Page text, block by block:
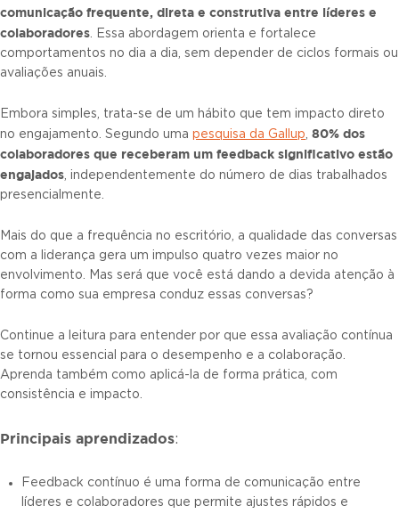
comunicação frequente, direta e construtiva entre líderes e
colaboradores. Essa abordagem orienta e fortalece
comportamentos no dia a dia, sem depender de ciclos formais ou
avaliações anuais.
Embora simples, trata-se de um hábito que tem impacto direto
no engajamento. Segundo uma pesquisa da Gallup, 80% dos
colaboradores que receberam um feedback significativo estão
engajados, independentemente do número de dias trabalhados
presencialmente.
Mais do que a frequência no escritório, a qualidade das conversas
com a liderança gera um impulso quatro vezes maior no
envolvimento. Mas será que você está dando a devida atenção à
forma como sua empresa conduz essas conversas?
Continue a leitura para entender por que essa avaliação contínua
se tornou essencial para o desempenho e a colaboração.
Aprenda também como aplicá-la de forma prática, com
consistência e impacto.
Principais aprendizados:
Feedback contínuo é uma forma de comunicação entre
líderes e colaboradores que permite ajustes rápidos e